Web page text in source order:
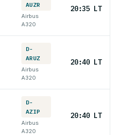
AUZR
Airbus
A320
20:35 LT
D-
ARUZ
Airbus
A320
20:40 LT
D-
AZIP
Airbus
A320
20:40 LT